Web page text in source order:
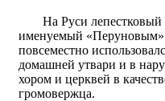
Hа Руси
именуемый
повсеместно
домашней утвари и в
хором и церквей в
громовержца.